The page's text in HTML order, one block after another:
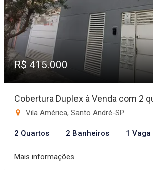
R$ 415.000
Cobertura Duplex à Venda com 2
Vila América, Santo André-SP
2 Quartos 2 Banheiros 1 Vaga
Mais informações